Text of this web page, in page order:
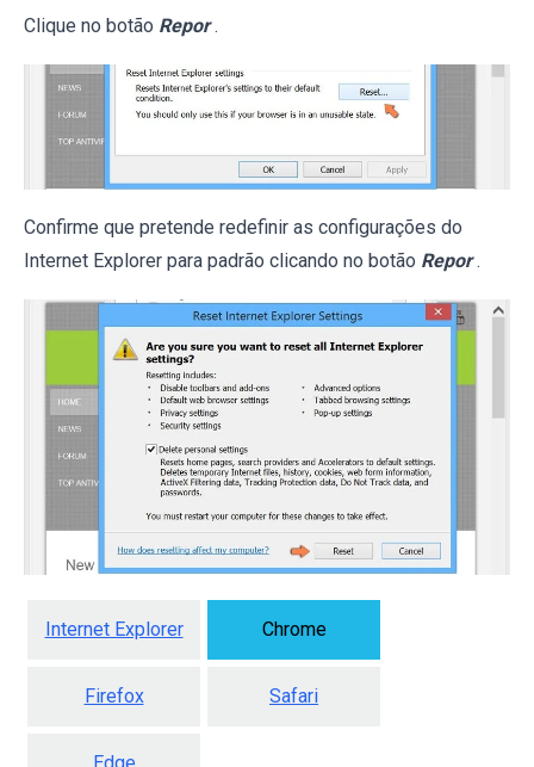
Clique no botão Repor .
Confirme que pretende redefinir as configurações do
Internet Explorer para padrão clicando no botão Repor .
Internet Explorer Chrome
Firefox Safari